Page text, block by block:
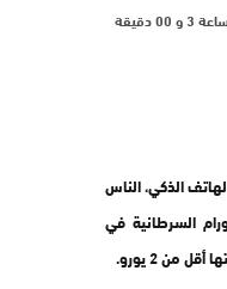
الذكي، الناس
السرطانية في